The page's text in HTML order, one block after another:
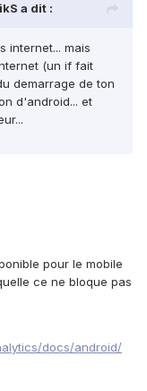
a dit :
internet... mais
(un if fait
demarrage de ton
d'android... et
pour le mobile
ce ne bloque pas
docs/android/